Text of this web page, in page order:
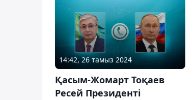
14:42, 26 тамыз 2024
Қасым-Жомарт Тоқаев
Ресей Президенті